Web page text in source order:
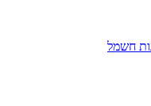
חשמל